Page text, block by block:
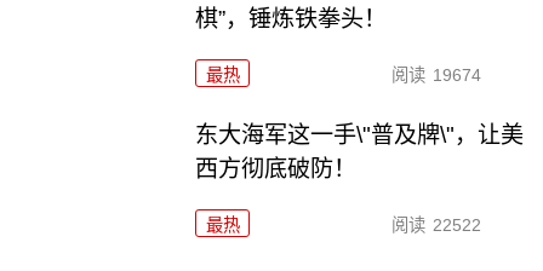
棋”，锤炼铁拳头！
最热 阅读 19674
东大海军这一手\"普及牌\"，让美
西方彻底破防！
最热 阅读 22522